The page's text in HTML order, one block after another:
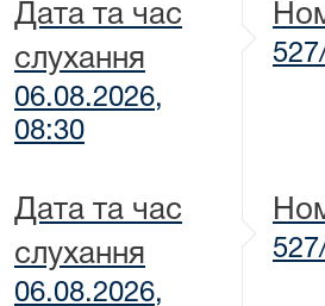
Дата та час
слухання
06.08.2026,
08:30
Дата та час
слухання
06.08.2026,